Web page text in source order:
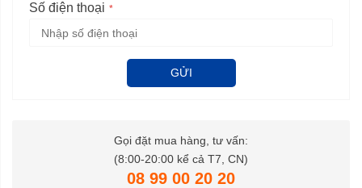
Số điện thoại
GỬI
Gọi đặt mua hàng, tư vấn:
(8:00-20:00 kể cả T7, CN)
08 99 00 20 20